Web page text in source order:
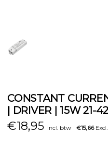
CONSTANT
| DRIVER | 15W 21-
€18,95 Incl. btw €15,66